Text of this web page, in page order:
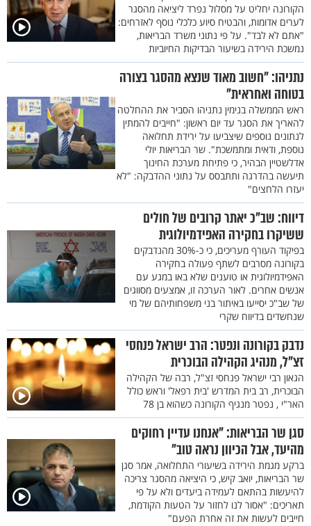
הקורונה יחליט על מסלול נפרד ליציאה מהסגר
לערים אדומות, והבטיח סיוע כלכלי נוסף לאזרחים:
"אתם לא לבד". על פי נתוני משרד הבריאות,
נמשכת הירידה בשיעור הבדיקות החיוביות
נתניהו: "חשוב מאוד שנצא מהסגר בצורה
בטוחה ואחראית"
ראש הממשלה בנימין נתניהו הסביר את ההחלטה
להאריך את הסגר עד יום ראשון: "חייבים להמתין
לנתונים נוספים שיצביעו על ירידת תחלואה
נוספת, ודאית ומתמשכת". שר הבריאות יולי
אדלשטיין הבהיר, כי פתיחת מערכת החינוך
תיעשה בהדרגה ותתבסס על נתוני ההדבקה: "לא
יעזרו הלחצים"
דיווח: שב"כ יאתר קרובים של חולים
ששיקרו בחקירה האפידמיולוגית
בפיקוד העורף מעריכים, כי כ-30% מהנדבקים
בקורונה מסרבים לשתף פעולה בחקירה
האפידמיולוגית או טוענים שלא באו במגע עם
אנשים אחרים. לאור הערכה זו, אמצעים מסווגים
של שב"כ יסייעו באיתור בני משפחותיהם של מי
שנחשדים בדיווח שקרי
נדבק בקורונה ונפטר: הרב ישראל פנחסי
זצ"ל, מנהיג הקהילה הבוכרית
הגאון רבי ישראל פנחסי זצ"ל, רבה של הקהילה
הבוכרית, רב בית המדרש 'בית רפאל' וראש כולל
האר"י , נפטר מנגיף הקורונה כשהוא בן 78
סגן שר הבריאות: "אנחנו עדיין רחוקים
מהיעד, אבל הכיוון נראה טוב"
ברקע מגמת הירידה בשיעורי התחלואה, אמר סגן
שר הבריאות, יואב קיש, כי היציאה מהסגר צריכה
להיעשות בהתאם לעמידה ביעדים ולא על פי
תאריכים: "אסור לנו לחזור על הטעות הקודמת,
חייבים לעשות את זה אחרת הפעם"